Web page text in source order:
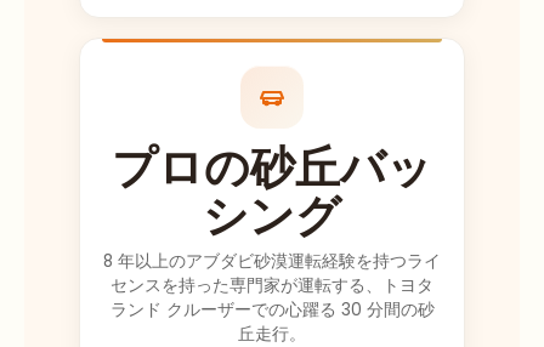
しいことはいく
ら言っても足り
ビデオをたくさ
ん撮り、私たち
が何も見逃さな
いように常に気
を配っていまし
た!! 5* プラス...
プロの砂丘バッ
シング
8 年以上のアブダビ砂漠運転経験を持つライ
センスを持った専門家が運転する、トヨタ
ランド クルーザーでの心躍る 30 分間の砂
丘走行。